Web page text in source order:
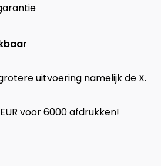
uitvoering namelijk de X.
voor 6000 afdrukken!